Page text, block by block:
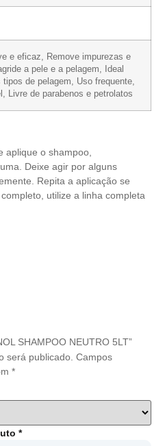
e eficaz, Remove impurezas e
a pele e a pelagem, Ideal
tipos de pelagem, Uso frequente,
Livre de parabenos e petrolatos
aplique o shampoo,
Deixe agir por alguns
Repita a aplicação se
utilize a linha completa
SHAMPOO NEUTRO 5LT”
será publicado. Campos
*
*